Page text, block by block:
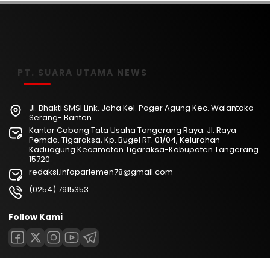
PT. SUARA UTAMA NEWS
Jl. Bhakti SMSI Link. Jaha Kel. Pager Agung Kec. Walantaka
Serang- Banten
Kantor Cabang Tata Usaha Tangerang Raya: Jl. Raya
Pemda. Tigaraksa, Kp. Bugel RT. 01/04, Kelurahan
Kaduagung Kecamatan Tigaraksa-Kabupaten Tangerang
15720
redaksi.infoparlemen78@gmail.com
(0254) 7915353
Follow Kami